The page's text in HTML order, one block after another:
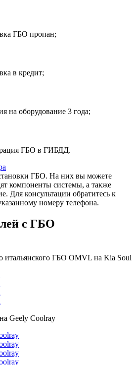
ГБО пропан;
в кредит;
на оборудование 3 года;
ГБО в ГИБДД.
ГБО. На них вы можете
компоненты системы, а также
Для консультации обратитесь к
номеру телефона.
с ГБО
итальянского ГБО OMVL на Kia Soul
Geely Coolray